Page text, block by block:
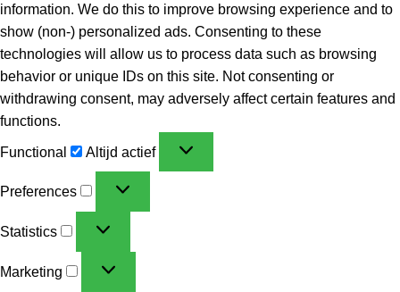
information. We do this to improve browsing experience and to
show (non-) personalized ads. Consenting to these
technologies will allow us to process data such as browsing
behavior or unique IDs on this site. Not consenting or
withdrawing consent, may adversely affect certain features and
functions.
Functional Altijd actief
Preferences
Statistics
Marketing